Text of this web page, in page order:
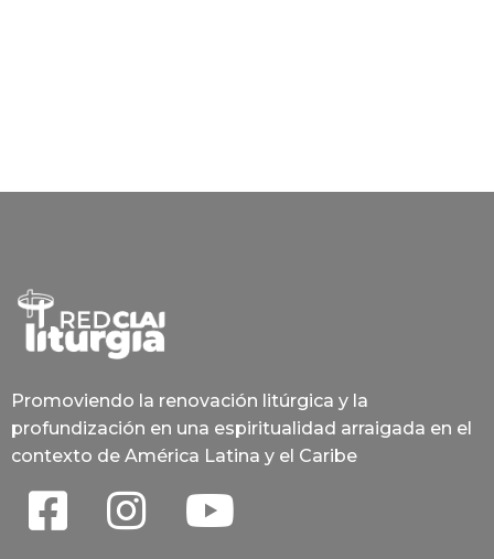
Promoviendo la renovación litúrgica y la
profundización en una espiritualidad arraigada en el
contexto de América Latina y el Caribe